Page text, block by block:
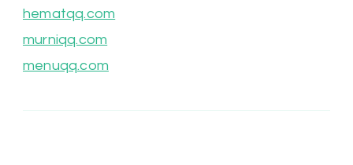
hematqq.com
murniqq.com
menuqq.com